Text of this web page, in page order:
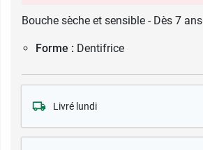
Bouche sèche et sensible - Dès 7 ans
Forme : Dentifrice
Livré lundi